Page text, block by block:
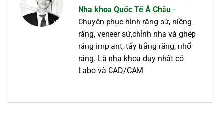
Nha khoa Quốc Tế Á Châu -
Chuyên phục hình răng sứ, niềng
răng, veneer sứ,chỉnh nha và ghép
răng implant, tẩy trắng răng, nhổ
răng. Là nha khoa duy nhất có
Labo và CAD/CAM